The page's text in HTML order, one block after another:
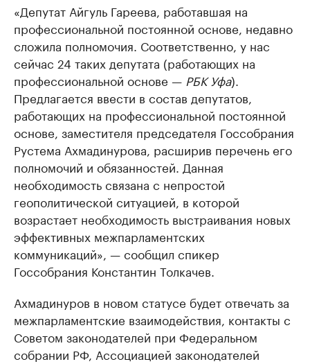
«Депутат Айгуль Гареева, работавшая на
профессиональной постоянной основе, недавно
сложила полномочия. Соответственно, у нас
сейчас 24 таких депутата (работающих на
профессиональной основе — РБК Уфа).
Предлагается ввести в состав депутатов,
работающих на профессиональной постоянной
основе, заместителя председателя Госсобрания
Рустема Ахмадинурова, расширив перечень его
полномочий и обязанностей. Данная
необходимость связана с непростой
геополитической ситуацией, в которой
возрастает необходимость выстраивания новых
эффективных межпарламентских
коммуникаций», — сообщил спикер
Госсобрания Константин Толкачев.
Ахмадинуров в новом статусе будет отвечать за
межпарламентские взаимодействия, контакты с
Советом законодателей при Федеральном
собрании РФ, Ассоциацией законодателей